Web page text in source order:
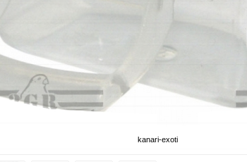
kanari-exoti